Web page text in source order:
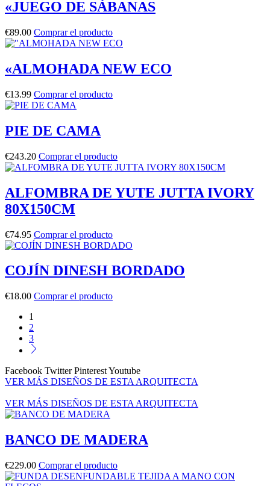
«JUEGO DE SÁBANAS
€89.00 Comprar el producto
«ALMOHADA NEW ECO
€13.99 Comprar el producto
PIE DE CAMA
€243.20 Comprar el producto
ALFOMBRA DE YUTE JUTTA IVORY
80X150CM
€74.95 Comprar el producto
COJÍN DINESH BORDADO
€18.00 Comprar el producto
1
2
3
Facebook Twitter PinterestYoutube
VER MÁS DISEÑOS DE ESTA ARQUITECTA
VER MÁS DISEÑOS DE ESTA ARQUITECTA
BANCO DE MADERA
€229.00 Comprar el producto